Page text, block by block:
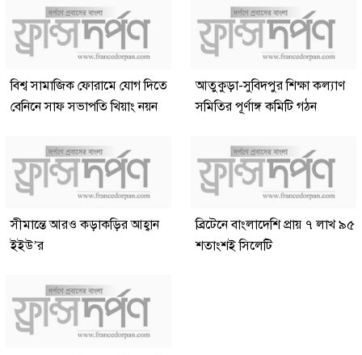
বিশ্ব সামাজিক ফোরামে যোগ দিতে
বেনিনে সাফ সভাপতি খিয়াং নয়ন
আতুকুড়া-সুবিদপুর শিক্ষা কল্যাণ
সমিতির পূর্ণাঙ্গ কমিটি গঠন
সীমান্তে আরও কড়াকড়ির আহ্বান
ইইউ’র
ব্রিটেনে বাংলাদেশি প্রায় ৭ লাখ ৯৫
শতাংশই সিলেটি